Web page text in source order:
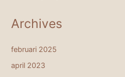
Archives
februari 2025
april 2023